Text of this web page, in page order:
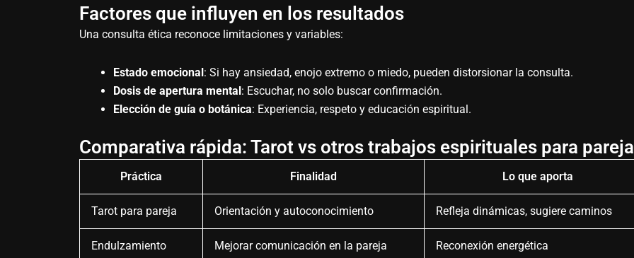
Factores que influyen en los resultados
Una consulta ética reconoce limitaciones y variables:
Estado emocional: Si hay ansiedad, enojo extremo o miedo, pueden distorsionar la consulta.
Dosis de apertura mental: Escuchar, no solo buscar confirmación.
Elección de guía o botánica: Experiencia, respeto y educación espiritual.
Comparativa rápida: Tarot vs otros trabajos espirituales para
Práctica Finalidad Lo que aporta
Tarot para pareja Orientación y autoconocimiento Refleja dinámicas, sugiere caminos
Endulzamiento Mejorar comunicación en la pareja Reconexión energética